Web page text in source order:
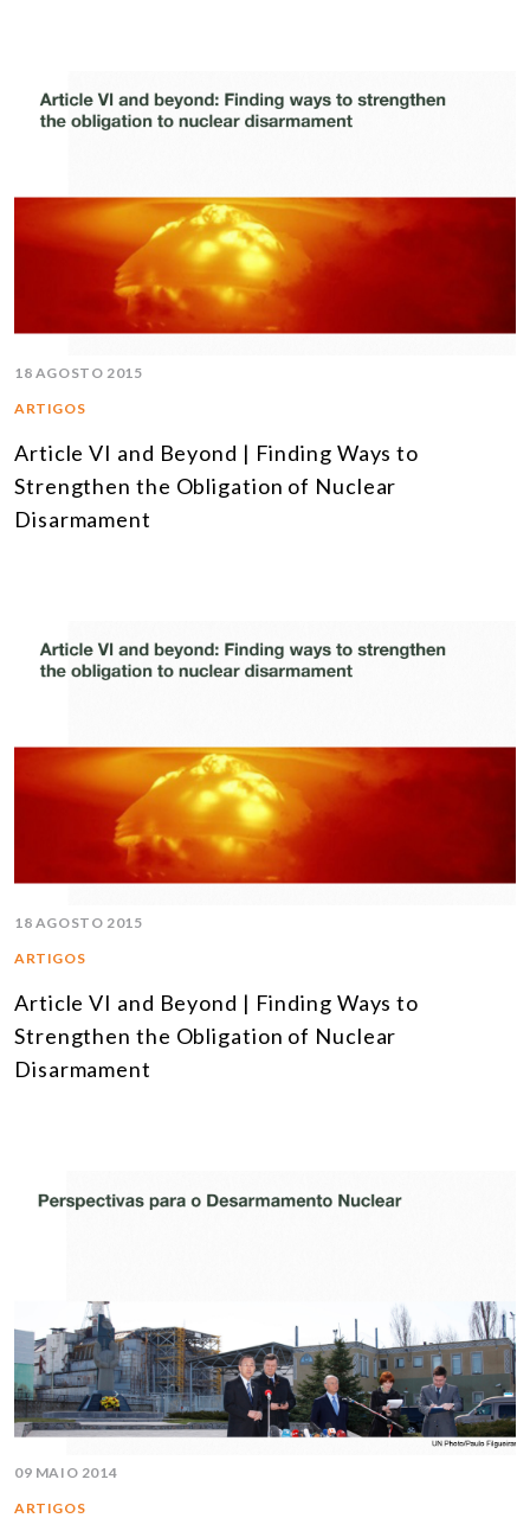
18 AGOSTO 2015
ARTIGOS
Article VI and Beyond | Finding Ways to
Strengthen the Obligation of Nuclear
Disarmament
18 AGOSTO 2015
ARTIGOS
Article VI and Beyond | Finding Ways to
Strengthen the Obligation of Nuclear
Disarmament
09 MAIO 2014
ARTIGOS